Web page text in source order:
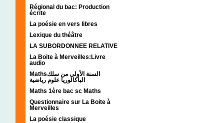
Régional du bac: Production
écrite
La poésie en vers libres
Lexique du théâtre
LA SUBORDONNEE RELATIVE
La Boite à Merveilles:Livre
audio
Mathsالسنة الأولى من سلك
الباكالوريا علوم رياضية
Maths 1ère bac sc Maths
Questionnaire sur La Boite à
Merveilles
La poésie classique